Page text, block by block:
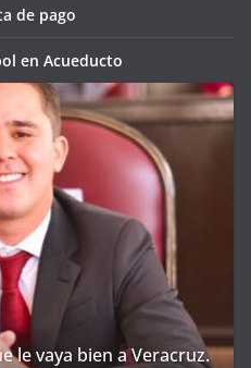
de pago
en Acueducto
le vaya bien a Veracruz.